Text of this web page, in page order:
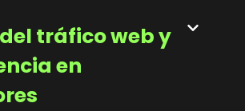
tráfico web y
en